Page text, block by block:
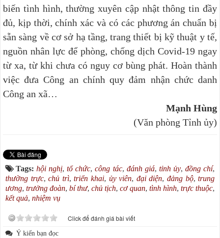
biến tình hình, thường xuyên cập nhật thông tin đầy
đủ, kịp thời, chính xác và có các phương án chuẩn bị
sẵn sàng về cơ sở hạ tầng, trang thiết bị kỹ thuật y tế,
nguồn nhân lực để phòng, chống dịch Covid-19 ngay
từ xa, từ khi chưa có nguy cơ bùng phát. Hoàn thành
việc đưa Công an chính quy đảm nhận chức danh
Công an xã…
Mạnh Hùng
(Văn phòng Tỉnh ủy)
Tags:hội nghị,tổ chức,công tác, đánh giá, tỉnh ủy,đồng chí,
thường trực,chủ trì,triển khai, ủy viên, đại diện, đảng bộ,trung
ương, trưởng đoàn, bí thư, chủ tịch, cơ quan, tình hình, trực thuộc,
kết quả, nhiệm vụ
Click để đánh giá bài viết
Ý kiến bạn đọc